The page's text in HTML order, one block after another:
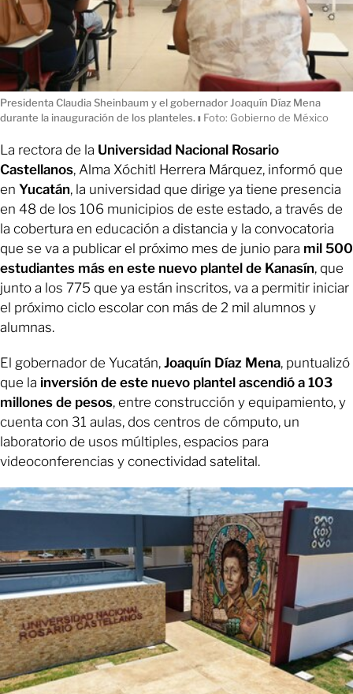
Presidenta Claudia Sheinbaum y el gobernador Joaquín Díaz Mena
durante la inauguración de los planteles.ı Foto: Gobierno de México
La rectora de la Universidad Nacional Rosario
Castellanos, Alma Xóchitl Herrera Márquez, informó que
en Yucatán, la universidad que dirige ya tiene presencia
en 48 de los 106 municipios de este estado, a través de
la cobertura en educación a distancia y la convocatoria
que se va a publicar el próximo mes de junio para mil 500
estudiantes más en este nuevo plantel de Kanasín, que
junto a los 775 que ya están inscritos, va a permitir iniciar
el próximo ciclo escolar con más de 2 mil alumnos y
alumnas.
El gobernador de Yucatán, Joaquín Díaz Mena, puntualizó
que la inversión de este nuevo plantel ascendió a 103
millones de pesos, entre construcción y equipamiento, y
cuenta con 31 aulas, dos centros de cómputo, un
laboratorio de usos múltiples, espacios para
videoconferencias y conectividad satelital.